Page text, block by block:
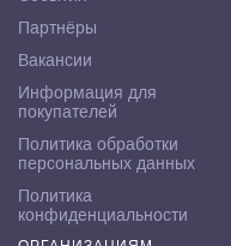
Партнёры
Вакансии
Информация для
покупателей
Политика обработки
персональных данных
Политика
конфиденциальности